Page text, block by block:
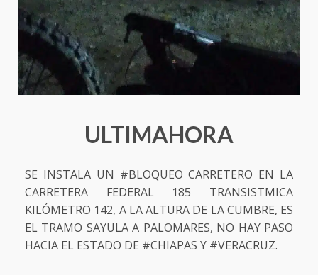
ULTIMAHORA
SE INSTALA UN #BLOQUEO CARRETERO EN LA
CARRETERA FEDERAL 185 TRANSISTMICA
KILÓMETRO 142, A LA ALTURA DE LA CUMBRE, ES
EL TRAMO SAYULA A PALOMARES, NO HAY PASO
HACIA EL ESTADO DE #CHIAPAS Y #VERACRUZ.